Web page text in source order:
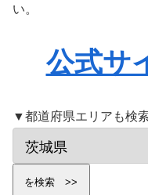
い。
公式サ
▼都道府県エリアも検